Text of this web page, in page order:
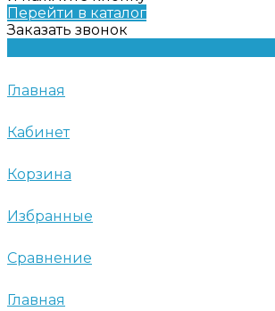
Перейти в каталог
Заказать звонок
Главная
Кабинет
Корзина
Избранные
Сравнение
Главная